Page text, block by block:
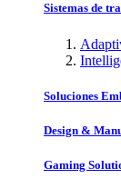
Sistemas de
Soluciones
Design &
Gaming